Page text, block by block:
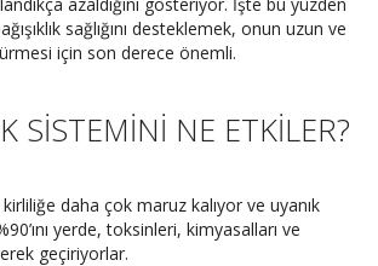
sağlığını desteklemek, onun uzun ve
için son derece önemli.
SİSTEMİNİ NE ETKİLER?
kirliliğe daha çok maruz kalıyor ve uyanık
yerde, toksinleri, kimyasalları ve
geçiriyorlar.